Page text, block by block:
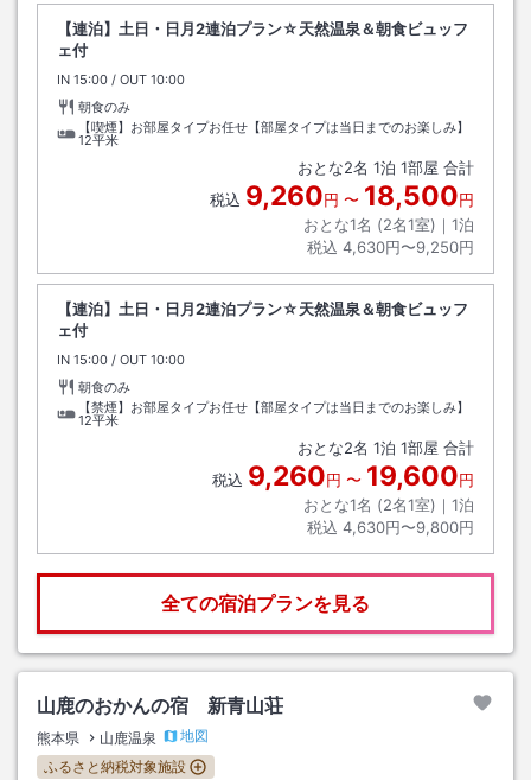
【連泊】土日・日月2連泊プラン☆天然温泉＆朝食ビュッフ
ェ付
IN チェックイン
15:00 / OUT チェックアウト
10:00
朝食のみ
【喫煙】お部屋タイプお任せ【部屋タイプは当日までのお楽しみ】
12平米
おとな2名 1泊 1部屋 合計
税込 9,260円 〜 18,500円
おとな1名 (2名1室)｜ 1泊
税込 4,630円〜9,250円
【連泊】土日・日月2連泊プラン☆天然温泉＆朝食ビュッフ
ェ付
IN チェックイン
15:00 / OUT チェックアウト
10:00
朝食のみ
【禁煙】お部屋タイプお任せ【部屋タイプは当日までのお楽しみ】
12平米
おとな2名 1泊 1部屋 合計
税込 9,260円 〜 19,600円
おとな1名 (2名1室)｜ 1泊
税込 4,630円〜9,800円
全ての宿泊プランを見る
山鹿のおかんの宿 新青山荘
熊本県 山鹿温泉
地図
ふるさと納税対象施設